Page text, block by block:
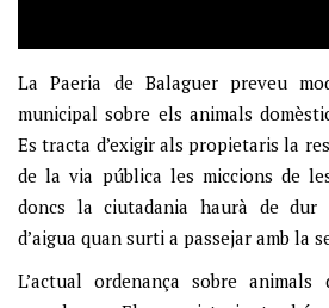
La Paeria de Balaguer preveu
municipal sobre els animals
Es tracta d’exigir als propietaris la
de la via pública les miccions de
doncs la ciutadania haurà de dur
d’aigua quan surti a passejar amb la
L’actual ordenança sobre